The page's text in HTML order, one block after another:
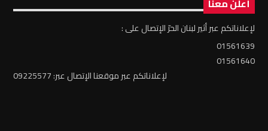
أعلن معنا
لإعلاناتكم عبر أثير لبنان الحرّ الإتصال على :
01561639
01561640
لإعلاناتكم عبر موقعنا الإتصال عبر: 09225577